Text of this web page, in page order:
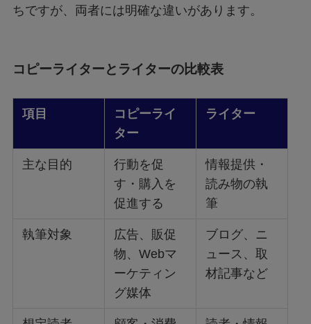
ちですが、両者には明確な違いがあります。
コピーライターとライターの比較表
項目
コピーライ
ター
ライター
主な目的
行動を促
す・購入を
促進する
情報提供・
読み物の執
筆
執筆対象
広告、販促
物、Webマ
ーケティン
グ媒体
ブログ、ニ
ュース、取
材記事など